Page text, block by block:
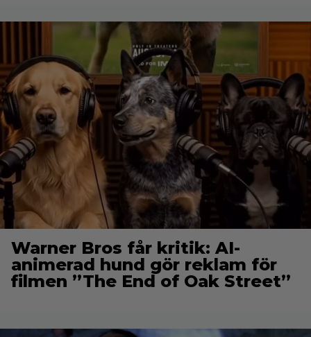
Warner Bros får kritik: AI-
animerad hund gör reklam för
filmen ”The End of Oak Street”